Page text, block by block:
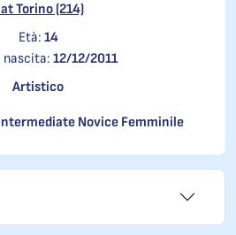
Torino (214)
Età: 14
nascita: 12/12/2011
Artistico
Novice Femminile